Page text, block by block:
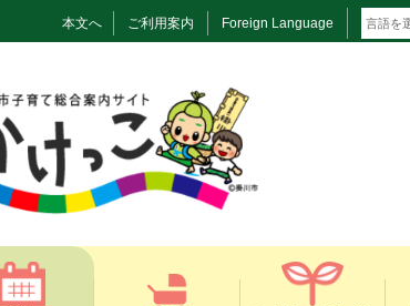
本文へ ご利用案内 Foreign Language